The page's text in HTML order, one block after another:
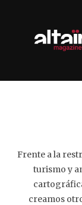
Frente a la
turismo y
creamos